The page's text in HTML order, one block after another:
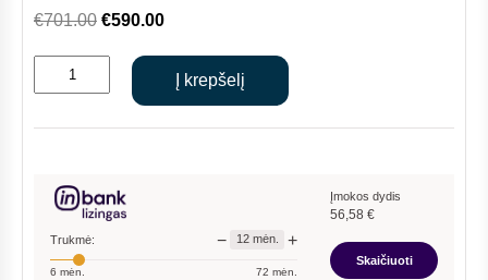
€701.00 Original
was:
€701.00.
€590.00Current
is:
produkto
kiekis:
design
3,52/3,81kW
Į krepšelį
Trukmė: − 12mėn. +
6 mėn. 72 mėn.
Įmokos dydis
56,58 €
Skaičiuoti